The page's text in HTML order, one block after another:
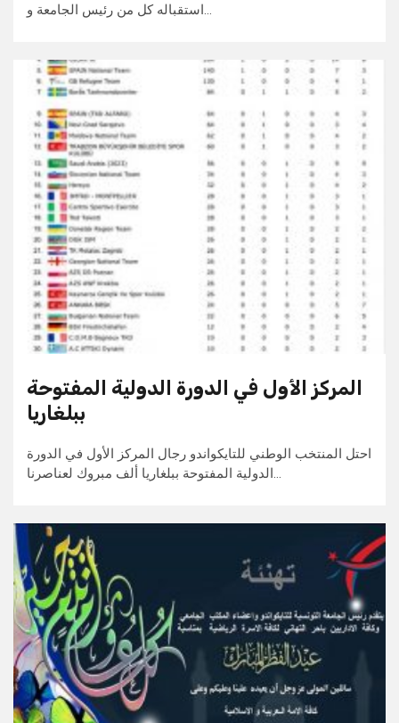
استقباله كل من رئيس الجامعة و…
المركز الأول في الدورة الدولية المفتوحة
ببلغاريا
احتل المنتخب الوطني للتايكواندو رجال المركز الأول في الدورة
الدولية المفتوحة ببلغاريا ألف مبروك لعناصرنا…